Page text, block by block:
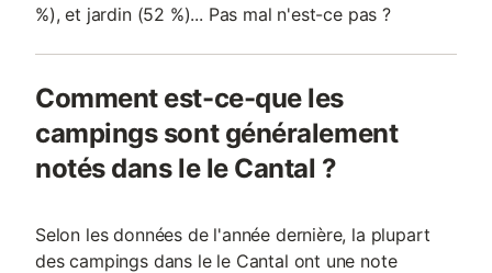
%), et jardin (52 %)... Pas mal n'est-ce pas ?
Comment est-ce-que les
campings sont généralement
notés dans le le Cantal ?
Selon les données de l'année dernière, la plupart
des campings dans le le Cantal ont une note